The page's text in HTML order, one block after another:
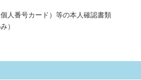
人番号カード）等の本人確認書類
）